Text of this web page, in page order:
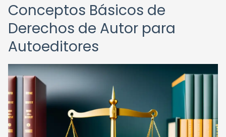
Conceptos Básicos de
Derechos de Autor para
Autoeditores